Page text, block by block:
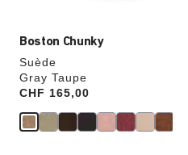
Boston Chunky
Suède
Gray Taupe
Price:
CHF 165,00